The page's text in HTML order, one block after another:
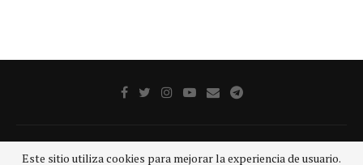
Este sitio utiliza cookies para mejorar la experiencia de usuario.